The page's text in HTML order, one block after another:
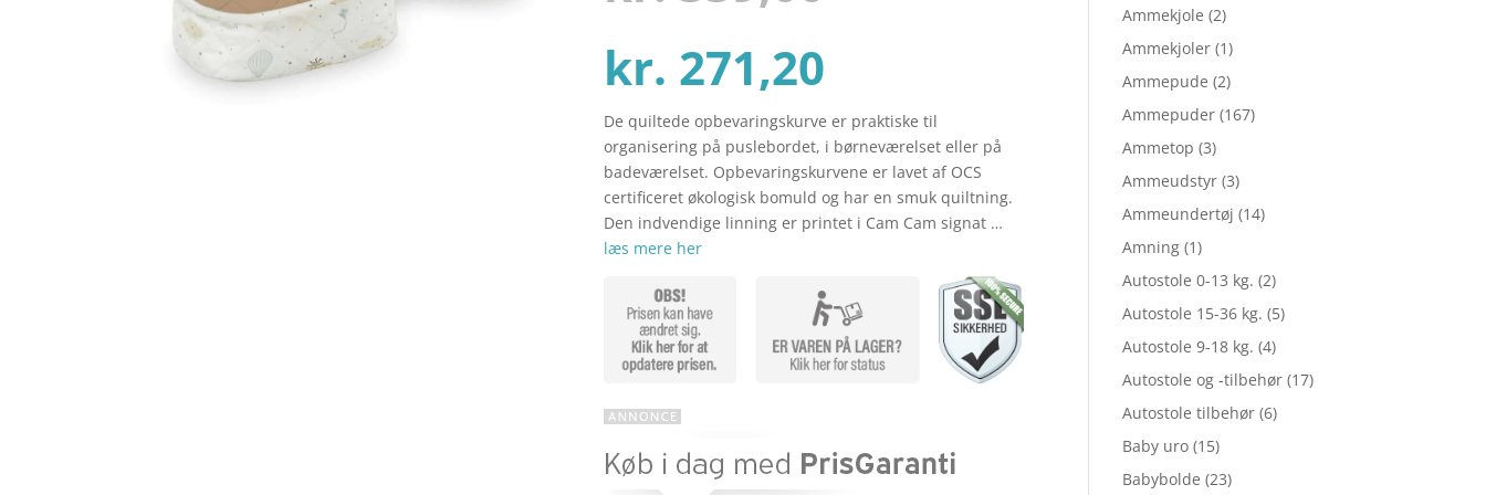
pris
var:
kr. 339,00.
kr. 271,20
aktuelle
pris
er:
kr. 271,20.
De quiltede opbevaringskurve er praktiske til
organisering på puslebordet, i børneværelset eller på
badeværelset. Opbevaringskurvene er lavet af OCS
certificeret økologisk bomuld og har en smuk quiltning.
Den indvendige linning er printet i Cam Cam signat …
læs mere her
Ammekjole (2)
Ammekjoler (1)
Ammepude (2)
Ammepuder (167)
Ammetop (3)
Ammeudstyr (3)
Ammeundertøj (14)
Amning (1)
Autostole 0-13 kg. (2)
Autostole 15-36 kg. (5)
Autostole 9-18 kg. (4)
Autostole og -tilbehør (17)
Autostole tilbehør (6)
Baby uro (15)
Babybolde (23)